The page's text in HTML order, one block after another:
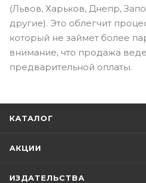
(Львов, Харьков, Днепр,
другие). Это облегчит
который не займет более
внимание, что продажа
предварительной оплаты.
КАТАЛОГ
АКЦИИ
ИЗДАТЕЛЬСТВА